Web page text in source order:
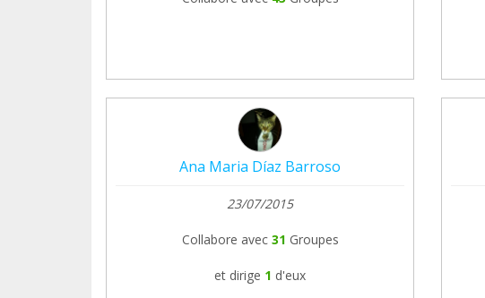
Ana Maria Díaz Barroso
23/07/2015
Collabore avec 31 Groupes
et dirige 1 d'eux